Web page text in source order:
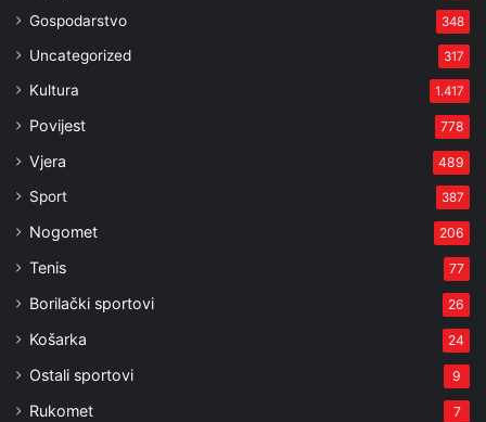
Gospodarstvo 348
Uncategorized 317
Kultura 1.417
Povijest 778
Vjera 489
Sport 387
Nogomet 206
Tenis 77
Borilački sportovi 26
Košarka 24
Ostali sportovi 9
Rukomet 7